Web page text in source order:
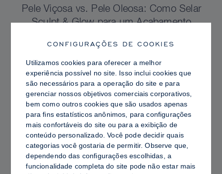
Pele Viçosa vs. Pele Oleosa: Como Selar
Sculpt & Glow para um Acabamento
CONFIGURAÇÕES DE COOKIES
Utilizamos cookies para oferecer a melhor
experiência possível no site. Isso inclui cookies que
são necessários para a operação do site e para
gerenciar nossos objetivos comerciais corporativos,
bem como outros cookies que são usados ​​apenas
para fins estatísticos anônimos, para configurações
mais confortáveis ​​do site ou para a exibição de
conteúdo personalizado. Você pode decidir quais
categorias você gostaria de permitir. Observe que,
dependendo das configurações escolhidas, a
funcionalidade completa do site pode não estar mais